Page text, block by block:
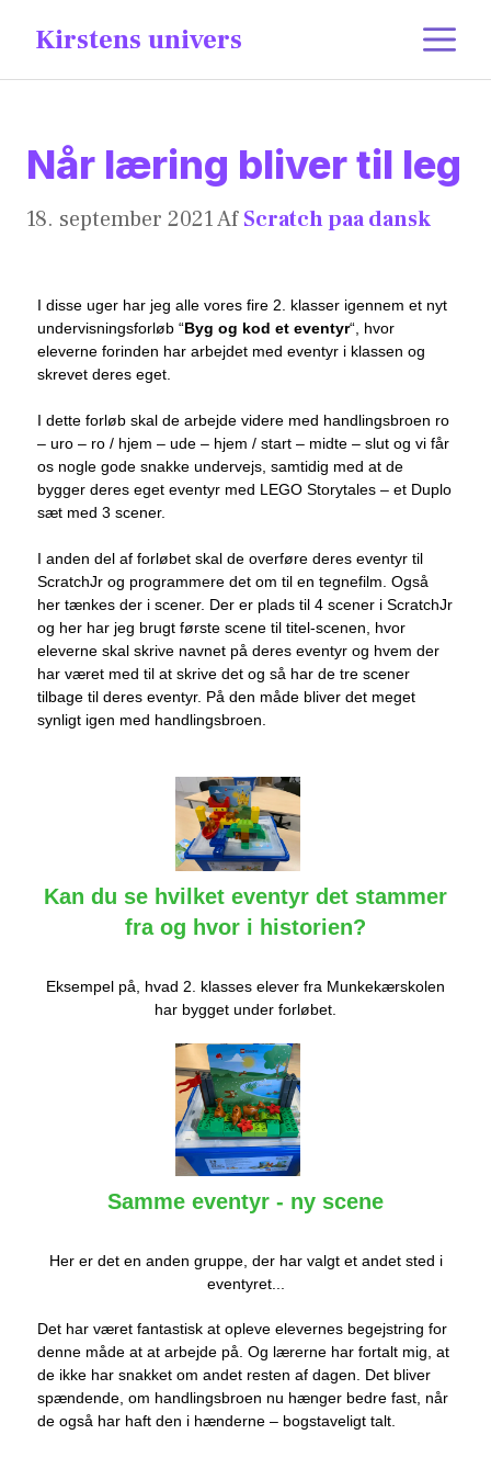
Kirstens univers
Når læring bliver til leg
18. september 2021AfScratch paa dansk
I disse uger har jeg alle vores fire 2. klasser igennem et nyt
undervisningsforløb “Byg og kod et eventyr“, hvor
eleverne forinden har arbejdet med eventyr i klassen og
skrevet deres eget.
I dette forløb skal de arbejde videre med handlingsbroen ro
– uro – ro / hjem – ude – hjem / start – midte – slut og vi får
os nogle gode snakke undervejs, samtidig med at de
bygger deres eget eventyr med LEGO Storytales – et Duplo
sæt med 3 scener.
I anden del af forløbet skal de overføre deres eventyr til
ScratchJr og programmere det om til en tegnefilm. Også
her tænkes der i scener. Der er plads til 4 scener i ScratchJr
og her har jeg brugt første scene til titel-scenen, hvor
eleverne skal skrive navnet på deres eventyr og hvem der
har været med til at skrive det og så har de tre scener
tilbage til deres eventyr. På den måde bliver det meget
synligt igen med handlingsbroen.
Kan du se hvilket eventyr det stammer
fra og hvor i historien?
Eksempel på, hvad 2. klasses elever fra Munkekærskolen
har bygget under forløbet.
Samme eventyr - ny scene
Her er det en anden gruppe, der har valgt et andet sted i
eventyret...
Det har været fantastisk at opleve elevernes begejstring for
denne måde at at arbejde på. Og lærerne har fortalt mig, at
de ikke har snakket om andet resten af dagen. Det bliver
spændende, om handlingsbroen nu hænger bedre fast, når
de også har haft den i hænderne – bogstaveligt talt.